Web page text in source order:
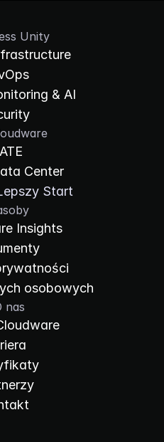
Unity
& AI
Center
Start
Insights
osobowych
nas